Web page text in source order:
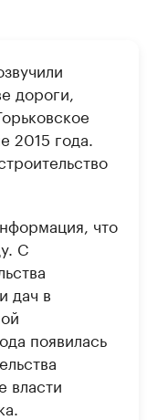
дороги,
2015 года.
что
С
дач в
появилась
власти